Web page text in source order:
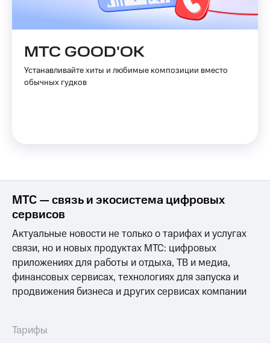
на карту
МТС Pay
Оплата
по QR-
и
Умные
и
трекеры
Умный
дом
МТС GOOD'OK
Устанавливайте хиты и любимые композиции вместо
обычных гудков
МТС — связь и экосистема цифровых
сервисов
Актуальные новости не только о тарифах и услугах
связи, но и новых продуктах МТС: цифровых
приложениях для работы и отдыха, ТВ и медиа,
финансовых сервисах, технологиях для запуска и
продвижения бизнеса и других сервисах компании
Тарифы